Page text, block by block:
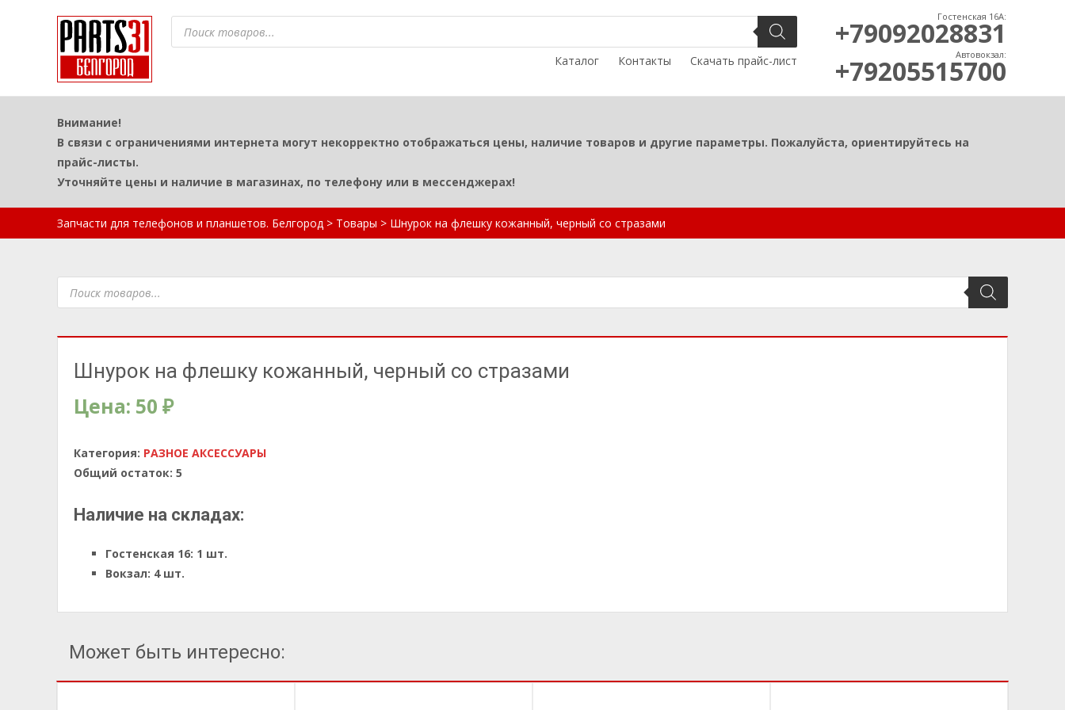
Поиск
товаров
Каталог
Контакты Скачать прайс-лист
Гостенская 16А:
+79092028831
Автовокзал:
+79205515700
Внимание!
В связи с ограничениями интернета могут некорректно отображаться цены, наличие товаров и другие параметры. Пожалуйста, ориентируйтесь на
прайс-листы.
Уточняйте цены и наличие в магазинах, по телефону или в мессенджерах!
Запчасти для телефонов и планшетов. Белгород > Товары > Шнурок на флешку кожанный, черный со стразами
Поиск
товаров
Шнурок на флешку кожанный, черный со стразами
Цена: 50 ₽
Категория: РАЗНОЕ АКСЕССУАРЫ
Общий остаток: 5
Наличие на складах:
Гостенская 16: 1 шт.
Вокзал: 4 шт.
Может быть интересно: